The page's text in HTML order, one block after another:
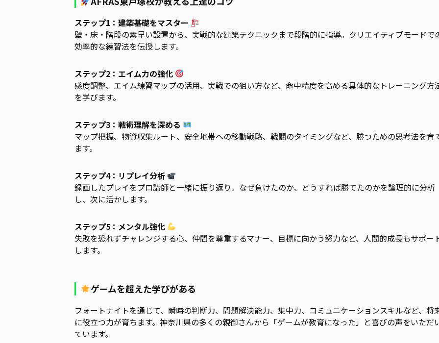
ステップ1：建築基礎をマスター
壁・床・階段の素早い設置から、実戦的な建築テクニックまで段階的に指導。クリエイティブモードで
効率的な練習法を伝授します。
ステップ2：エイム力の強化
感度調整、エイム練習マップの活用、実戦での狙い方など、命中精度を高める具体的なトレーニング方
を学びます。
ステップ3：戦術理解を深める
マップ把握、物資収集ルート、安全地帯への移動戦略、戦闘のタイミングなど、勝つための思考法を育
ます。
ステップ4：リプレイ分析
録画したプレイをプロ講師と一緒に振り返り。なぜ負けたのか、どうすれば勝てたのかを論理的に分析
し、次に活かします。
ステップ5：メンタル強化
失敗を恐れずチャレンジする心、仲間を尊重するマナー、目標に向かう努力など、人間的成長もサポー
します。
ゲームを超えた学びがある
フォートナイトを通じて、瞬時の判断力、問題解決能力、集中力、コミュニケーションスキルなど、将
に役立つ力が育ちます。神奈川県の多くの親御さんから「ゲームが教育になった」と喜びの声をいただ
ています。